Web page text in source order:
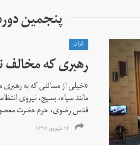
پنجمین
ايران
رهبری که
«خیلی از مسائلی که به
مانند سپاه، بسیج، نیروی
قدس رضوی، حرم حضرت
۱۳ شهریور ۱۳۹۷